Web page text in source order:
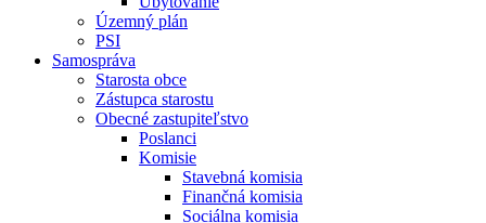
Územný plán
PSI
Samospráva
Starosta obce
Zástupca starostu
Obecné zastupiteľstvo
Poslanci
Komisie
Stavebná komisia
Finančná komisia
Sociálna komisia